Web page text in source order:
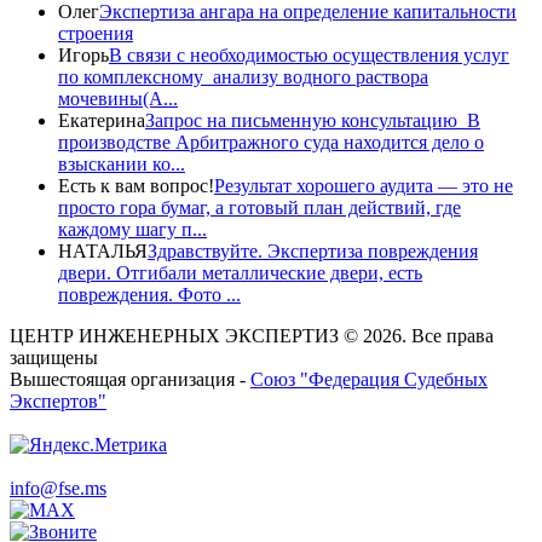
ОлегЭкспертиза ангара на определение капитальности
строения
ИгорьВ связи с необходимостью осуществления услуг
по комплексному анализу водного раствора
мочевины(A...
ЕкатеринаЗапрос на письменную консультацию В
производстве Арбитражного суда находится дело о
взыскании ко...
Есть к вам вопрос!Результат хорошего аудита — это не
просто гора бумаг, а готовый план действий, где
каждому шагу п...
НАТАЛЬЯЗдравствуйте. Экспертиза повреждения
двери. Отгибали металлические двери, есть
повреждения. Фото ...
ЦЕНТР ИНЖЕНЕРНЫХ ЭКСПЕРТИЗ © 2026. Все права
защищены
Вышестоящая организация - Союз "Федерация Судебных
Экспертов"
info@fse.ms